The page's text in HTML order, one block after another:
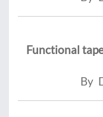
Functional
By